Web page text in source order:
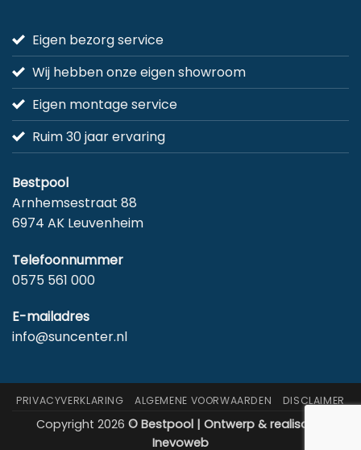
Eigen bezorg service
Wij hebben onze eigen showroom
Eigen montage service
Ruim 30 jaar ervaring
Bestpool
Arnhemsestraat 88
6974 AK Leuvenheim
Telefoonnummer
0575 561 000
E-mailadres
info@suncenter.nl
PRIVACYVERKLARING ALGEMENE VOORWAARDEN DISCLAIMER
Copyright 2026 © Bestpool | Ontwerp & realisatie:
Inevoweb